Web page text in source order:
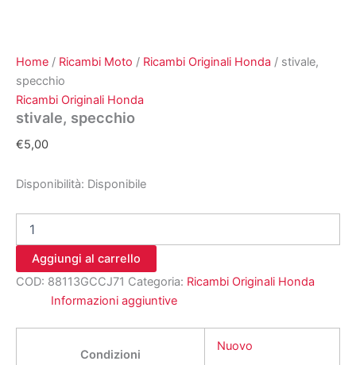
Home / Ricambi Moto / Ricambi Originali Honda / stivale,
specchio
Ricambi Originali Honda
stivale, specchio
€5,00
Disponibilità: Disponibile
specchio
quantità
Aggiungi al carrello
COD: 88113GCCJ71 Categoria: Ricambi Originali Honda
Informazioni aggiuntive
Condizioni
Nuovo